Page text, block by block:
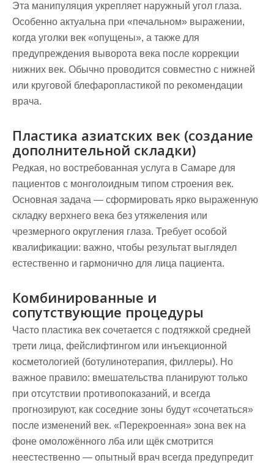
Эта манипуляция укрепляет наружный угол глаза.
Особенно актуальна при «печальном» выражении,
когда уголки век «опущены», а также для
предупреждения выворота века после коррекции
нижних век. Обычно проводится совместно с нижней
или круговой блефаропластикой по рекомендации
врача.
Пластика азиатских век (создание
дополнительной складки)
Редкая, но востребованная услуга в Самаре для
пациентов с монголоидным типом строения век.
Основная задача — сформировать ярко выраженную
складку верхнего века без утяжеления или
чрезмерного округления глаза. Требует особой
квалификации: важно, чтобы результат выглядел
естественно и гармонично для лица пациента.
Комбинированные и
сопутствующие процедуры
Часто пластика век сочетается с подтяжкой средней
трети лица, фейслифтингом или инъекционной
косметологией (ботулинотерапия, филлеры). Но
важное правило: вмешательства планируют только
при отсутствии противопоказаний, и всегда
прогнозируют, как соседние зоны будут «сочетаться»
после изменений век. «Перекроенная» зона век на
фоне омоложённого лба или щёк смотрится
неестественно — опытный врач всегда предупредит